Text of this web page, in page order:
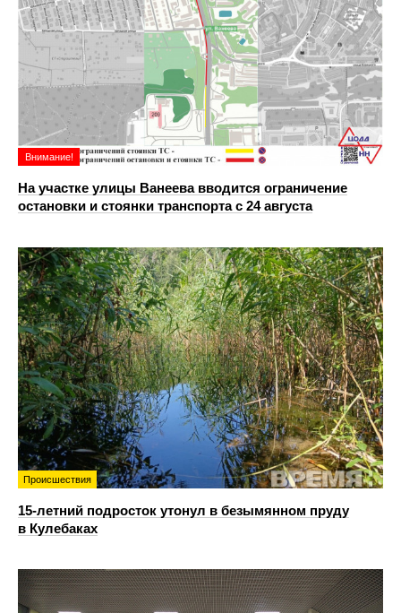
Внимание!
На участке улицы Ванеева вводится ограничение
остановки и стоянки транспорта с 24 августа
Происшествия
15-летний подросток утонул в безымянном пруду
в Кулебаках